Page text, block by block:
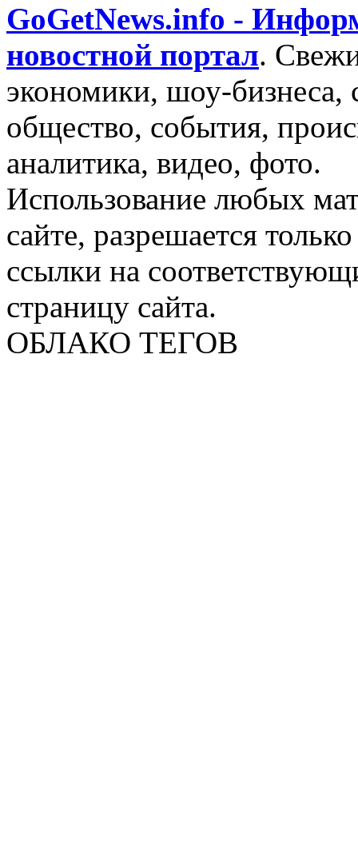
GoGetNews.info -
новостной портал.
экономики, шоу-бизнеса,
общество, события,
аналитика, видео, фото.
Использование любых
сайте, разрешается
ссылки на
страницу сайта.
ОБЛАКО ТЕГОВ